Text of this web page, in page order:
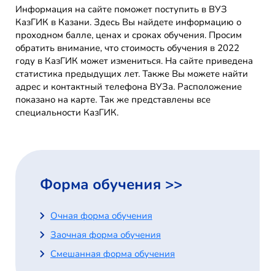
Информация на сайте поможет поступить в ВУЗ
КазГИК в Казани. Здесь Вы найдете информацию о
проходном балле, ценах и сроках обучения. Просим
обратить внимание, что стоимость обучения в 2022
году в КазГИК может измениться. На сайте приведена
статистика предыдущих лет. Также Вы можете найти
адрес и контактный телефона ВУЗа. Расположение
показано на карте. Так же представлены все
специальности КазГИК.
Форма обучения >>
Очная форма обучения
Заочная форма обучения
Смешанная форма обучения